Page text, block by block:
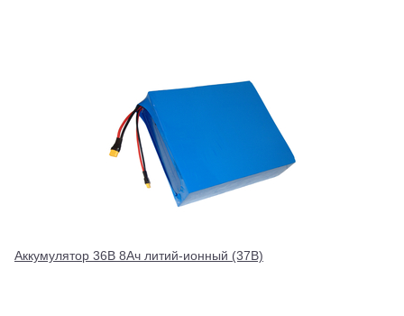
Аккумулятор 36В 8Ач литий-ионный (37В)